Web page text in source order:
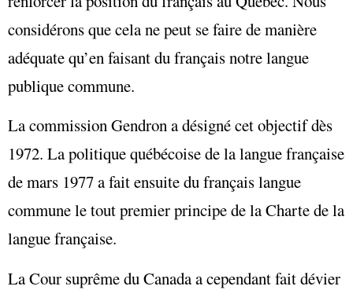
considérons que cela ne peut se faire de manière
adéquate qu’en faisant du français notre langue
publique commune.
La commission Gendron a désigné cet objectif dès
1972. La politique québécoise de la langue française
de mars 1977 a fait ensuite du français langue
commune le tout premier principe de la Charte de la
langue française.
La Cour suprême du Canada a cependant fait dévier